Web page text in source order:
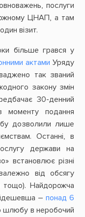
послуги
ЦНАП, а там
візит.
більше грався у
актами Уряду
так званий
закону змін
30-денний
моменту подання
дозволили лише
Останні, в
держави на
встановлює різні
від обсягу
тощо). Найдорожча
–понад 6
шлюбу в неробочий